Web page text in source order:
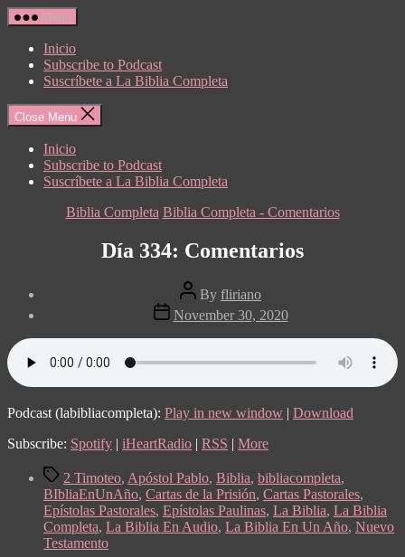
Skip
to
content
Menu
Inicio
Subscribe to Podcast
Suscríbete a La Biblia Completa
Close Menu
Inicio
Subscribe to Podcast
Suscríbete a La Biblia Completa
Categories
Biblia Completa Biblia Completa - Comentarios
Día 334: Comentarios
Post
author
By fliriano
Post
date
November 30, 2020
Podcast (labibliacompleta): Play in new window | Download
Subscribe: Spotify | iHeartRadio | RSS | More
Tags2 Timoteo, Apóstol Pablo, Biblia, bibliacompleta,
BIbliaEnUnAño, Cartas de la Prisión, Cartas Pastorales,
Epístolas Pastorales, Epístolas Paulinas, La Biblia, La Biblia
Completa, La Biblia En Audio, La Biblia En Un Año, Nuevo
Testamento